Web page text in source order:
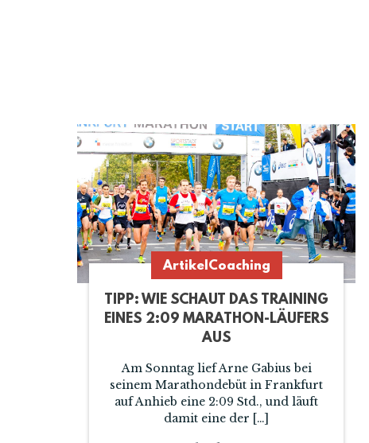
ArtikelCoaching
TIPP: WIE SCHAUT DAS TRAINING
EINES 2:09 MARATHON-LÄUFERS
AUS
Am Sonntag lief Arne Gabius bei
seinem Marathondebüt in Frankfurt
auf Anhieb eine 2:09 Std., und läuft
damit eine der […]